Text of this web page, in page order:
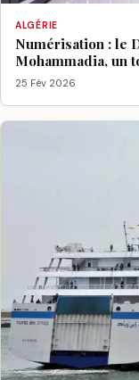
ALGÉRIE
Numérisation : le
Mohammadia, un
25 Fév 2026